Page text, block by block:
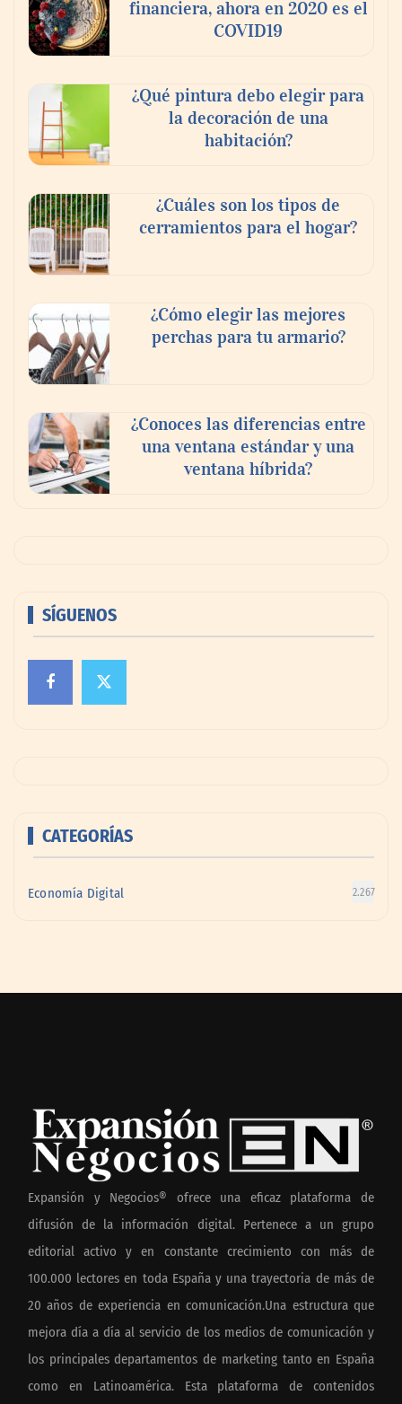
financiera, ahora en 2020 es el
COVID19
¿Qué pintura debo elegir para
la decoración de una
habitación?
¿Cuáles son los tipos de
cerramientos para el hogar?
¿Cómo elegir las mejores
perchas para tu armario?
¿Conoces las diferencias entre
una ventana estándar y una
ventana híbrida?
SÍGUENOS
CATEGORÍAS
Economía Digital 2.267
Expansión y Negocios® ofrece una eficaz plataforma de
difusión de la información digital. Pertenece a un grupo
editorial activo y en constante crecimiento con más de
100.000 lectores en toda España y una trayectoria de más de
20 años de experiencia en comunicación.Una estructura que
mejora día a día al servicio de los medios de comunicación y
los principales departamentos de marketing tanto en España
como en Latinoamérica. Esta plataforma de contenidos